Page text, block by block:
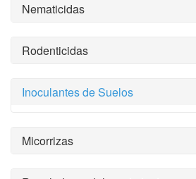
Nematicidas
Rodenticidas
Inoculantes de Suelos
Micorrizas